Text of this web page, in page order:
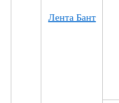
Лента Бант